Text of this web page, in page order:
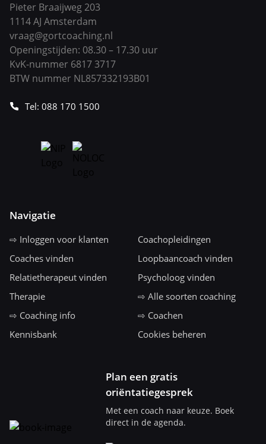
Pieter Braaijweg 203
1114 AJ Amsterdam
vraag@gortcoaching.nl
Openingstijden: 08.30 – 17.30 uur
KvK-nummer 6817 3717
BTW nummer NL857332193B01
Tel: 088 170 1500
Navigatie
⇨ Inloggen voor klanten
Coachopleidingen
Coaches vinden
Loopbaancoach vinden
Relatietherapeut vinden
Psycholoog vinden
Therapie
⇨ Alle soorten coaching
⇨ Coaching info
⇨ Coachen
Kennisbank
Cookies beheren
Plan een gratis
oriëntatiegesprek
Met een coach naar keuze. Boek
direct in de agenda.